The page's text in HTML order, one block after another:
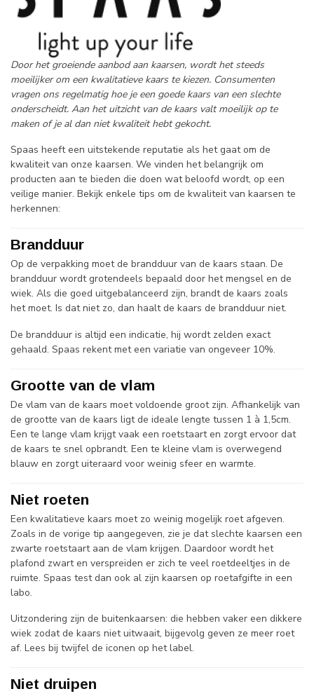
Door het groeiende aanbod aan kaarsen, wordt het steeds
moeilijker om een kwalitatieve kaars te kiezen. Consumenten
vragen ons regelmatig hoe je een goede kaars van een slechte
onderscheidt. Aan het uitzicht van de kaars valt moeilijk op te
maken of je al dan niet kwaliteit hebt gekocht.
Spaas heeft een uitstekende reputatie als het gaat om de
kwaliteit van onze kaarsen. We vinden het belangrijk om
producten aan te bieden die doen wat beloofd wordt, op een
veilige manier. Bekijk enkele tips om de kwaliteit van kaarsen te
herkennen:
Brandduur
Op de verpakking moet de brandduur van de kaars staan. De
brandduur wordt grotendeels bepaald door het mengsel en de
wiek. Als die goed uitgebalanceerd zijn, brandt de kaars zoals
het moet. Is dat niet zo, dan haalt de kaars de brandduur niet.
De brandduur is altijd een indicatie, hij wordt zelden exact
gehaald. Spaas rekent met een variatie van ongeveer 10%.
Grootte van de vlam
De vlam van de kaars moet voldoende groot zijn. Afhankelijk van
de grootte van de kaars ligt de ideale lengte tussen 1 à 1,5cm.
Een te lange vlam krijgt vaak een roetstaart en zorgt ervoor dat
de kaars te snel opbrandt. Een te kleine vlam is overwegend
blauw en zorgt uiteraard voor weinig sfeer en warmte.
Niet roeten
Een kwalitatieve kaars moet zo weinig mogelijk roet afgeven.
Zoals in de vorige tip aangegeven, zie je dat slechte kaarsen een
zwarte roetstaart aan de vlam krijgen. Daardoor wordt het
plafond zwart en verspreiden er zich te veel roetdeeltjes in de
ruimte. Spaas test dan ook al zijn kaarsen op roetafgifte in een
labo.
Uitzondering zijn de buitenkaarsen: die hebben vaker een dikkere
wiek zodat de kaars niet uitwaait, bijgevolg geven ze meer roet
af. Lees bij twijfel de iconen op het label.
Niet druipen